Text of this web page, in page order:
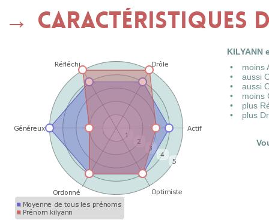
Caractéristiques
KILYANN
moins
aussi
aussi
moins
plus
plus